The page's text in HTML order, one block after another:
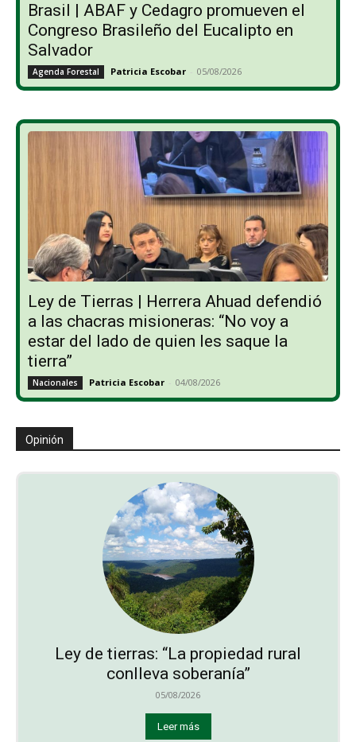
Brasil | ABAF y Cedagro promueven el
Congreso Brasileño del Eucalipto en
Salvador
Agenda Forestal Patricia Escobar - 05/08/2026
Ley de Tierras | Herrera Ahuad defendió
a las chacras misioneras: “No voy a
estar del lado de quien les saque la
tierra”
Nacionales Patricia Escobar - 04/08/2026
Opinión
Ley de tierras: “La propiedad rural
conlleva soberanía”
05/08/2026
Leer más